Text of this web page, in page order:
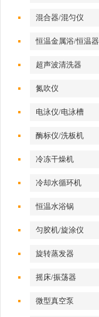
混合器/混匀仪
恒温金属浴/恒温器
超声波清洗器
氮吹仪
电泳仪/电泳槽
酶标仪/洗板机
冷冻干燥机
冷却水循环机
恒温水浴锅
匀胶机/旋涂仪
旋转蒸发器
摇床/振荡器
微型真空泵